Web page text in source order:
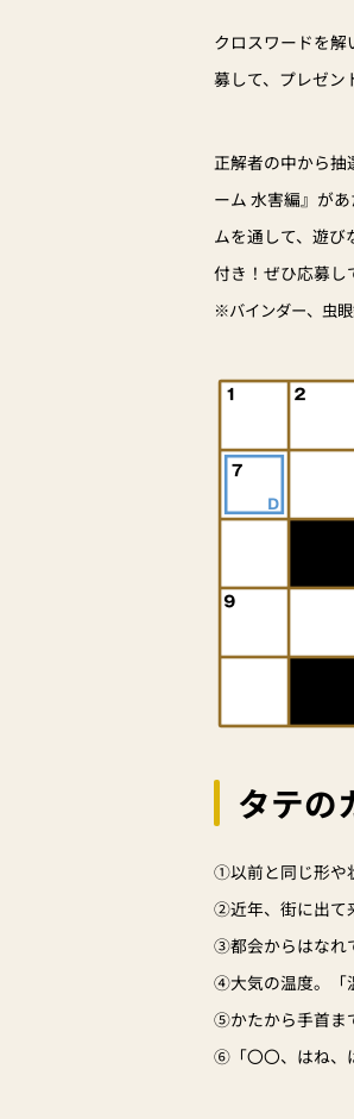
クロスワードを
募して、プレゼン
正解者の中から
ーム 水害編』が
ムを通して、遊び
付き！ぜひ応募し
※バインダー、虫眼
タテの
①以前と同じ形や
②近年、街に出て
③都会からはなれ
④大気の温度。「
⑤かたから手首ま
⑥「〇〇、はね、